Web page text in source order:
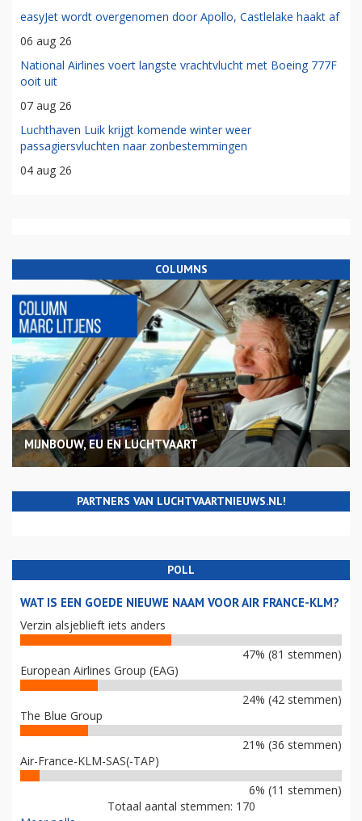
easyJet wordt overgenomen door Apollo, Castlelake haakt af
06 aug 26
National Airlines voert langste vrachtvlucht met Boeing 777F
ooit uit
07 aug 26
Luchthaven Luik krijgt komende winter weer
passagiersvluchten naar zonbestemmingen
04 aug 26
COLUMNS
MIJNBOUW, EU EN LUCHTVAART
PARTNERS VAN LUCHTVAARTNIEUWS.NL!
POLL
WAT IS EEN GOEDE NIEUWE NAAM VOOR AIR FRANCE-KLM?
Verzin alsjeblieft iets anders
47% (81 stemmen)
European Airlines Group (EAG)
24% (42 stemmen)
The Blue Group
21% (36 stemmen)
Air-France-KLM-SAS(-TAP)
6% (11 stemmen)
Totaal aantal stemmen: 170